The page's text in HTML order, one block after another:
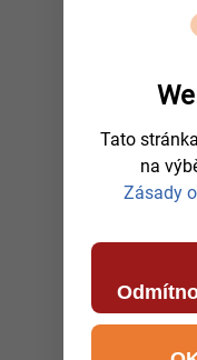
Tato
na
Zásady